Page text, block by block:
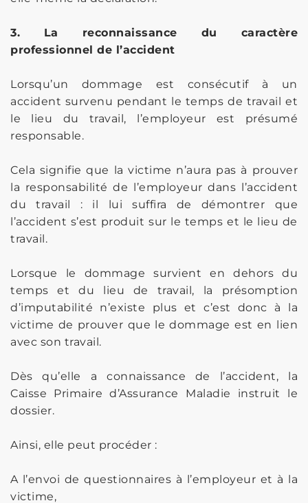
3. La reconnaissance du caractère
professionnel de l’accident
Lorsqu’un dommage est consécutif à un
accident survenu pendant le temps de travail et
le lieu du travail, l’employeur est présumé
responsable.
Cela signifie que la victime n’aura pas à prouver
la responsabilité de l’employeur dans l’accident
du travail : il lui suffira de démontrer que
l’accident s’est produit sur le temps et le lieu de
travail.
Lorsque le dommage survient en dehors du
temps et du lieu de travail, la présomption
d’imputabilité n’existe plus et c’est donc à la
victime de prouver que le dommage est en lien
avec son travail.
Dès qu’elle a connaissance de l’accident, la
Caisse Primaire d’Assurance Maladie instruit le
dossier.
Ainsi, elle peut procéder :
A l’envoi de questionnaires à l’employeur et à la
victime,